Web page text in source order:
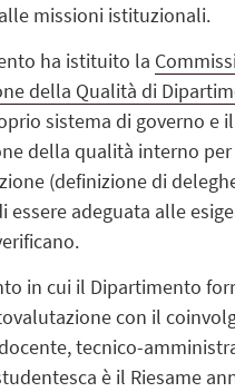
missioni istituzionali.
ha istituito la
della Qualità di
sistema di governo e
della qualità interno per
(definizione di
essere adeguata alle
in cui il Dipartimento
con il
tecnico-
è il Riesame